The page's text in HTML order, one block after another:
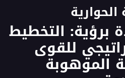
برؤية: التخطيط
للقوى
الموهوبة